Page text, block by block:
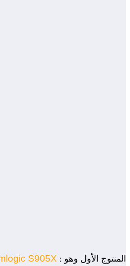
المنتوج الأول وهو : S905X